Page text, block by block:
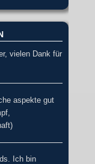
vielen Dank für
aspekte gut
Ich bin